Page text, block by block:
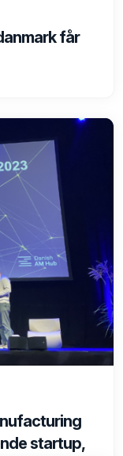
får
startup,